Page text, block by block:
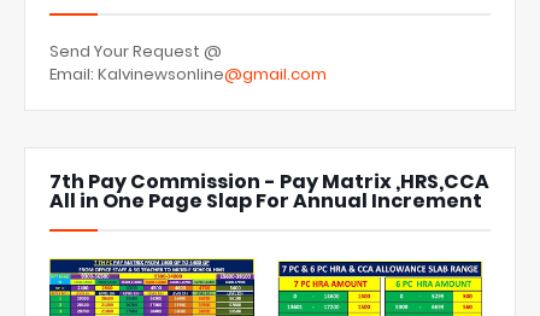
Send Your Request @
Email: Kalvinewsonline@gmail.com
7th Pay Commission - Pay Matrix ,HRS,CCA
All in One Page Slap For Annual Increment